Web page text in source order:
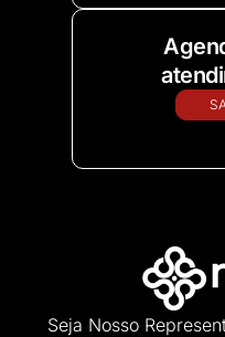
Seja Nosso